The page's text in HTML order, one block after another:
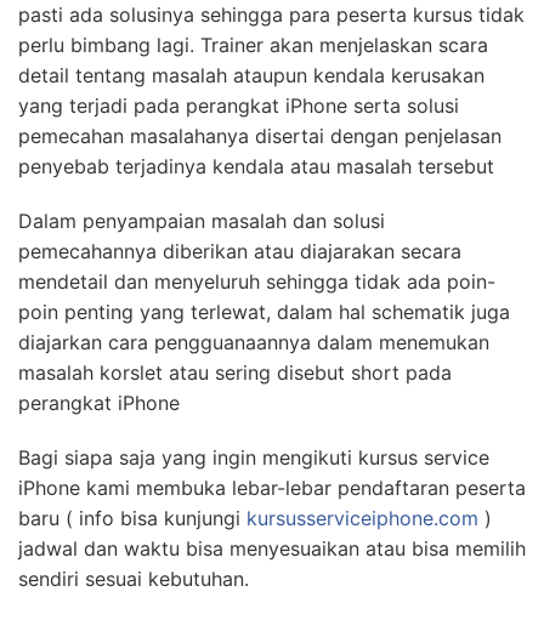
pasti ada solusinya sehingga para peserta kursus tidak
perlu bimbang lagi. Trainer akan menjelaskan scara
detail tentang masalah ataupun kendala kerusakan
yang terjadi pada perangkat iPhone serta solusi
pemecahan masalahanya disertai dengan penjelasan
penyebab terjadinya kendala atau masalah tersebut
Dalam penyampaian masalah dan solusi
pemecahannya diberikan atau diajarakan secara
mendetail dan menyeluruh sehingga tidak ada poin-
poin penting yang terlewat, dalam hal schematik juga
diajarkan cara pengguanaannya dalam menemukan
masalah korslet atau sering disebut short pada
perangkat iPhone
Bagi siapa saja yang ingin mengikuti kursus service
iPhone kami membuka lebar-lebar pendaftaran peserta
baru ( info bisa kunjungi kursusserviceiphone.com )
jadwal dan waktu bisa menyesuaikan atau bisa memilih
sendiri sesuai kebutuhan.